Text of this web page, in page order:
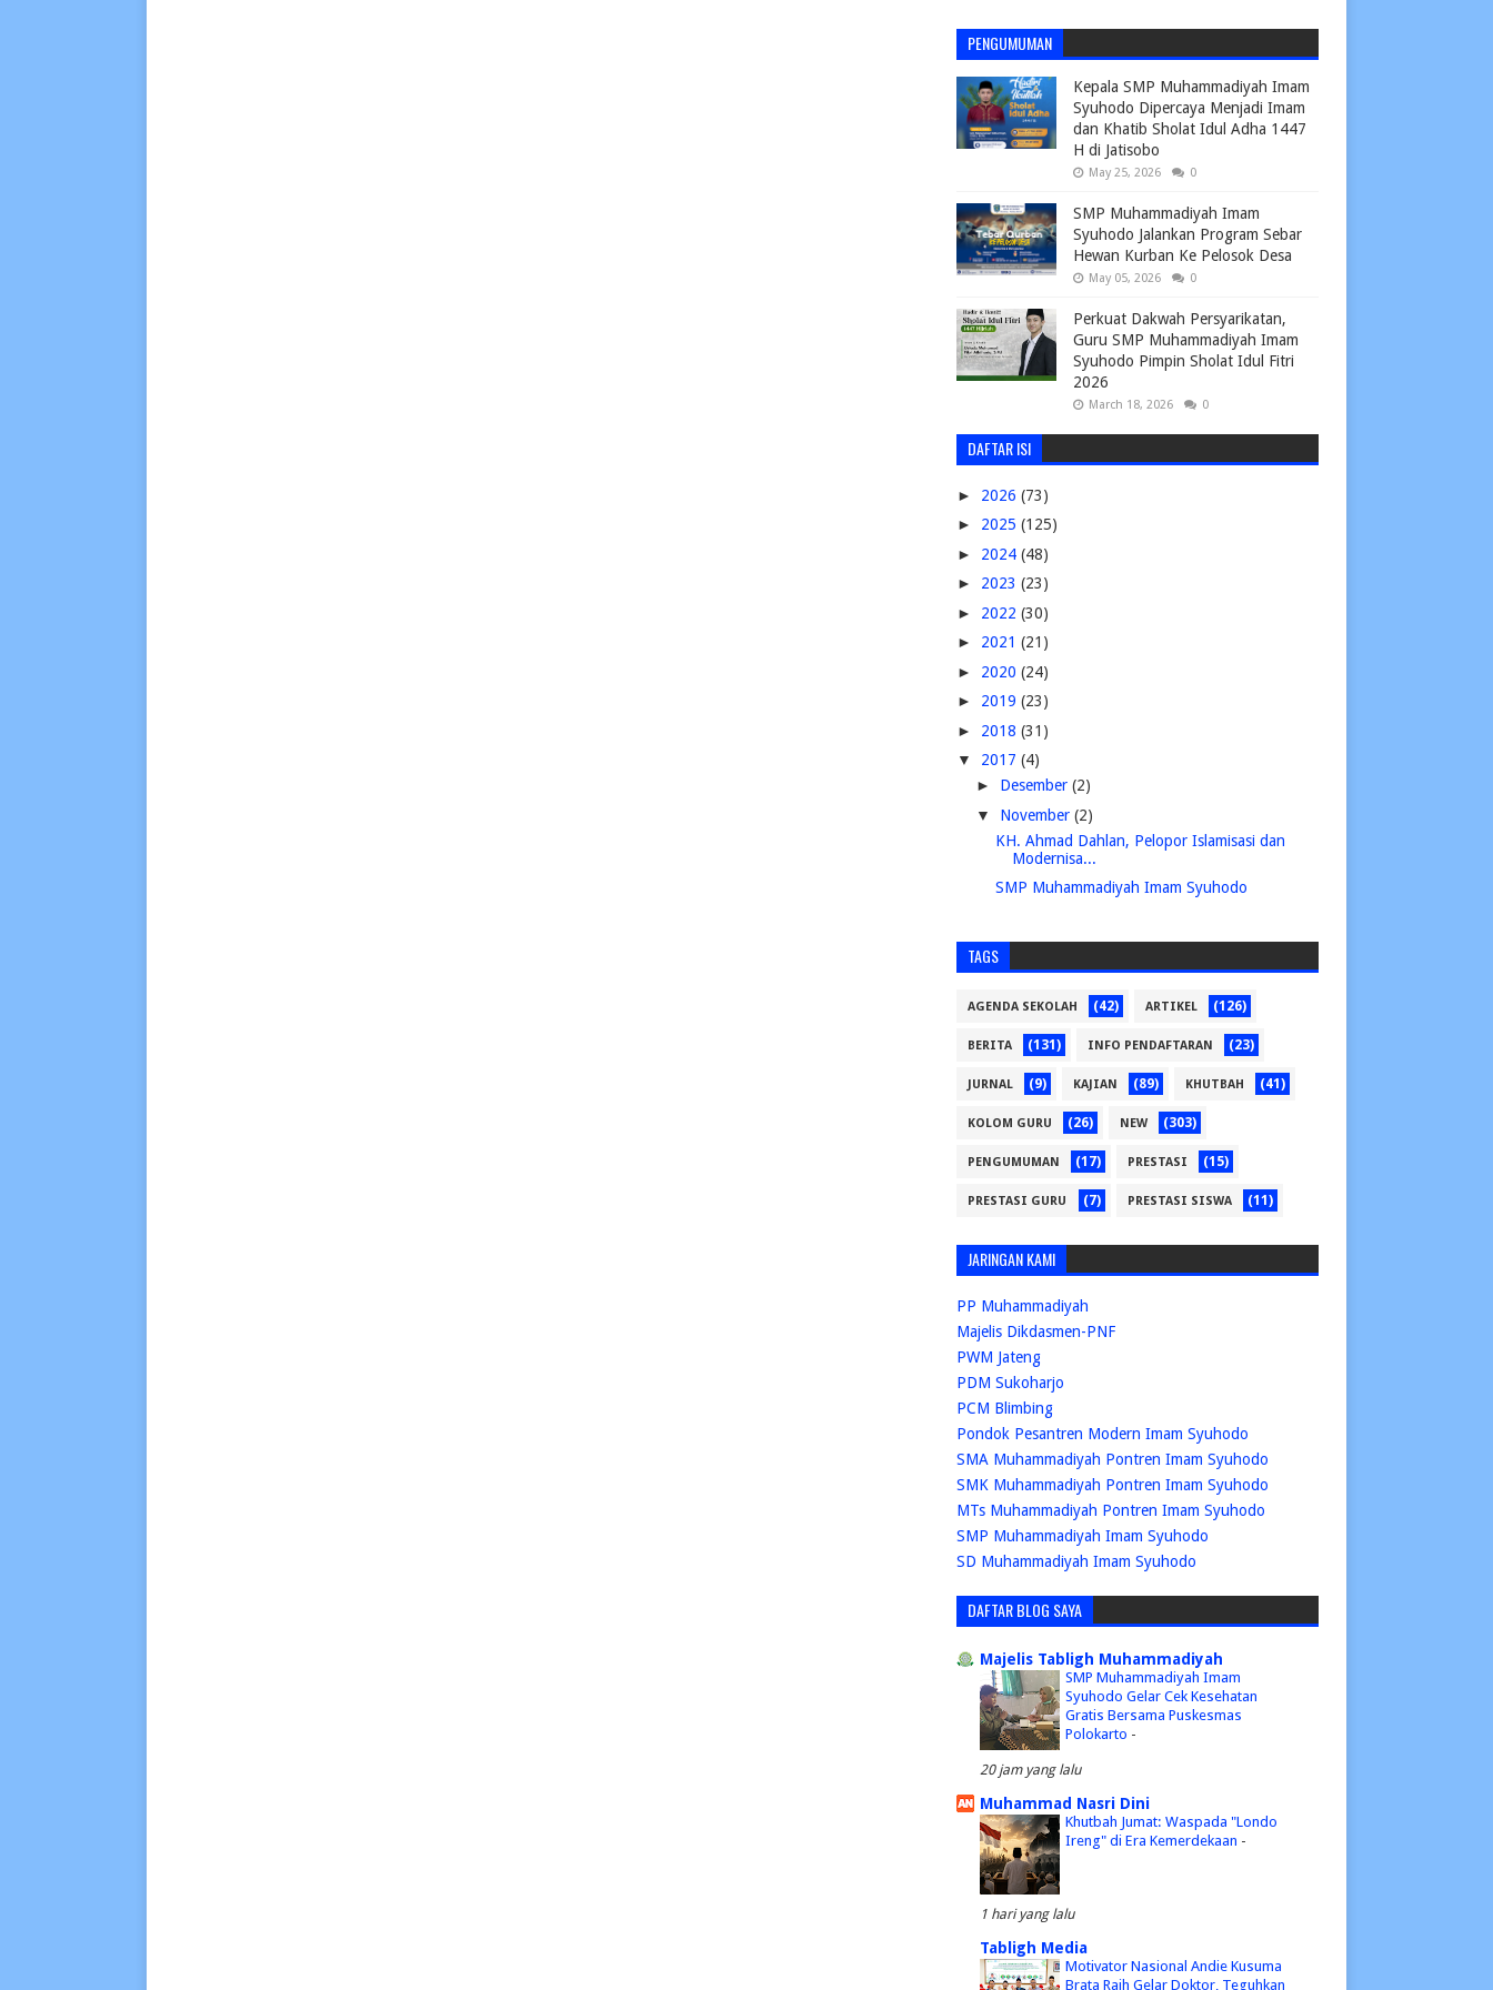
PENGUMUMAN
Kepala SMP Muhammadiyah Imam
Syuhodo Dipercaya Menjadi Imam
dan Khatib Sholat Idul Adha 1447
H di Jatisobo
May 25, 2026 0
SMP Muhammadiyah Imam
Syuhodo Jalankan Program Sebar
Hewan Kurban Ke Pelosok Desa
May 05, 2026 0
Perkuat Dakwah Persyarikatan,
Guru SMP Muhammadiyah Imam
Syuhodo Pimpin Sholat Idul Fitri
2026
March 18, 2026 0
DAFTAR ISI
► 2026 (73)
► 2025 (125)
► 2024 (48)
► 2023 (23)
► 2022 (30)
► 2021 (21)
► 2020 (24)
► 2019 (23)
► 2018 (31)
▼ 2017 (4)
► Desember (2)
▼ November (2)
KH. Ahmad Dahlan, Pelopor Islamisasi dan
Modernisa...
SMP Muhammadiyah Imam Syuhodo
TAGS
AGENDA SEKOLAH (42) ARTIKEL (126)
BERITA (131) INFO PENDAFTARAN (23)
JURNAL (9) KAJIAN (89) KHUTBAH (41)
KOLOM GURU (26) NEW (303)
PENGUMUMAN (17) PRESTASI (15)
PRESTASI GURU (7) PRESTASI SISWA (11)
JARINGAN KAMI
PP Muhammadiyah
Majelis Dikdasmen-PNF
PWM Jateng
PDM Sukoharjo
PCM Blimbing
Pondok Pesantren Modern Imam Syuhodo
SMA Muhammadiyah Pontren Imam Syuhodo
SMK Muhammadiyah Pontren Imam Syuhodo
MTs Muhammadiyah Pontren Imam Syuhodo
SMP Muhammadiyah Imam Syuhodo
SD Muhammadiyah Imam Syuhodo
DAFTAR BLOG SAYA
Majelis Tabligh Muhammadiyah
SMP Muhammadiyah Imam
Syuhodo Gelar Cek Kesehatan
Gratis Bersama Puskesmas
Polokarto -
20 jam yang lalu
Muhammad Nasri Dini
Khutbah Jumat: Waspada "Londo
Ireng" di Era Kemerdekaan -
1 hari yang lalu
Tabligh Media
Motivator Nasional Andie Kusuma
Brata Raih Gelar Doktor, Teguhkan